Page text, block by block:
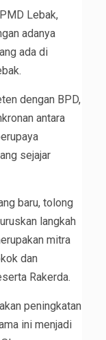
Lebak,
adanya
ada di
dengan BPD,
antara
sejajar
baru, tolong
langkah
mitra
dan
Rakerda.
peningkatan
ini menjadi